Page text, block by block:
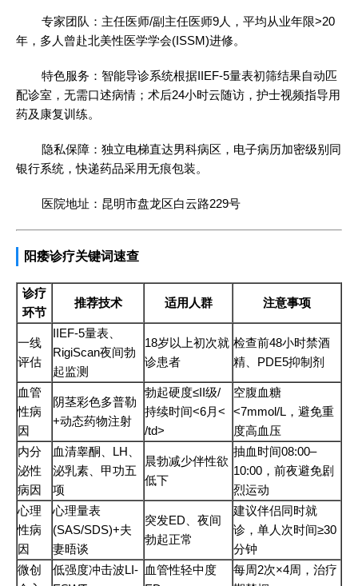
专家团队：主任医师/副主任医师9人，平均从业年限>20
年，多人曾赴北美性医学学会(ISSM)进修。
特色服务：智能导诊系统根据IIEF-5量表初筛结果自动匹
配诊室，无需口述病情；术后24小时云随访，护士视频指导用
药及康复训练。
隐私保障：独立电梯直达男科病区，电子病历加密级别同
银行系统，快递药品采用无痕包装。
医院地址：昆明市盘龙区白云路229号
阳痿诊疗关键词速查
诊疗
环节
推荐技术 适用人群 注意事项
一线
评估
IIEF-5量表、
RigiScan夜间勃
起监测
18岁以上初次就
诊患者
检查前48小时禁酒
精、PDE5抑制剂
血管
性病
因
阴茎彩色多普勒
+动态药物注射
勃起硬度≤II级/
持续时间<6月<
/td>
空腹血糖
<7mmol/L，避免重
度高血压
内分
泌性
病因
血清睾酮、LH、
泌乳素、甲功五
项
晨勃减少伴性欲
低下
抽血时间08:00–
10:00，前夜避免剧
烈运动
心理
性病
因
心理量表
(SAS/SDS)+夫
妻晤谈
突发ED、夜间
勃起正常
建议伴侣同时就
诊，单人次时间≥30
分钟
微创
低强度冲击波LI- 血管性轻中度
每周2次×4周，治疗